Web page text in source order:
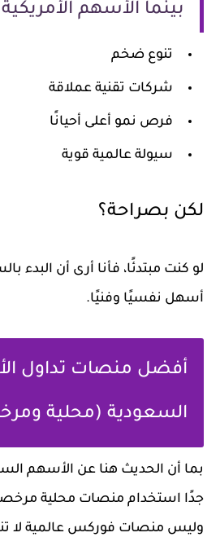
بينما الأسهم الأمريكية
تنوع ضخم
شركات تقنية عملاقة
فرص نمو أعلى أحيانًا
سيولة عالمية قوية
لكن بصراحة؟
لو كنت مبتدئًا، فأنا أرى أن البدء
أسهل نفسيًا وفنيًا.
أفضل منصات تداول
السعودية (محلية
بما أن الحديث هنا عن الأسهم
جدًا استخدام منصات محلية مرخصة
وليس منصات فوركس عالمية لا